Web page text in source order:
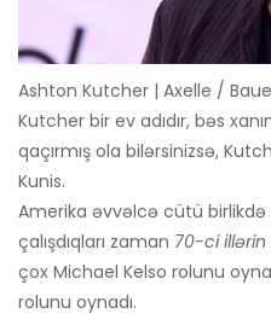
Ashton Kutcher | Axelle /
Kutcher bir ev adıdır, bəs
qaçırmış ola bilərsinizsə,
Kunis.
Amerika əvvəlcə cütü birlikdə
çalışdıqları zaman 70-ci illərin
çox Michael Kelso rolunu
rolunu oynadı.